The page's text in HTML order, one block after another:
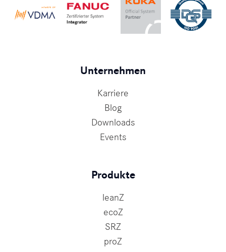
Unternehmen
Karriere
Blog
Downloads
Events
Produkte
leanZ
ecoZ
SRZ
proZ